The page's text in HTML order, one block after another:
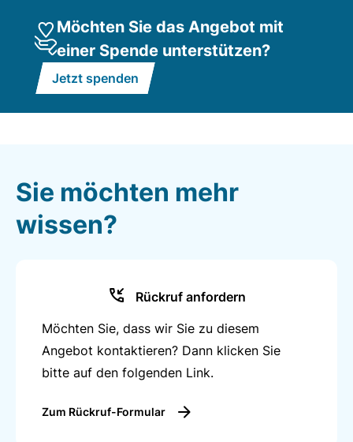
Möchten Sie das Angebot mit
einer Spende unterstützen?
Jetzt spenden
Sie möchten mehr
wissen?
Rückruf anfordern
Möchten Sie, dass wir Sie zu diesem
Angebot kontaktieren? Dann klicken Sie
bitte auf den folgenden Link.
Zum Rückruf-Formular